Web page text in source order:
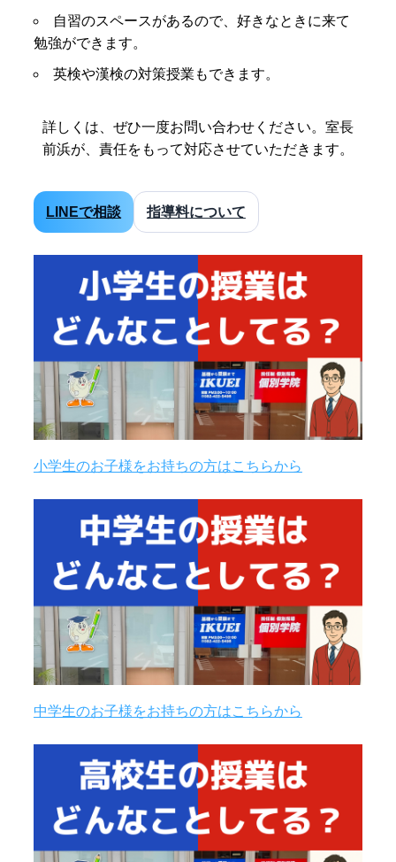
自習のスペースがあるので、好きなときに来て
勉強ができます。
英検や漢検の対策授業もできます。
詳しくは、ぜひ一度お問い合わせください。室長
前浜が、責任をもって対応させていただきます。
LINEで相談 指導料について
小学生のお子様をお持ちの方はこちらから
中学生のお子様をお持ちの方はこちらから